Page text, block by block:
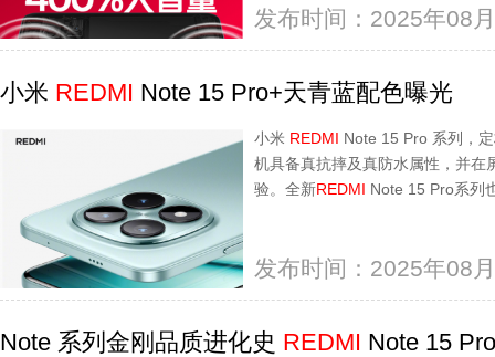
发布时间：2025年08
小米 REDMI Note 15 Pro+天青蓝配色曝光
小米 REDMI Note 15 Pro 系列，
机具备真抗摔及真防水属性，并在
验。全新REDMI Note 15 Pro系列
发布时间：2025年08
Note 系列金刚品质进化史 REDMI Note 15